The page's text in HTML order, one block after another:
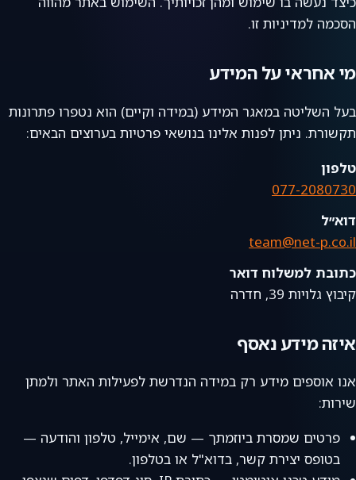
הסכמה למדיניות זו.
מי אחראי על המידע
בעל השליטה במאגר המידע (במידה וקיים) הוא נטפרו פתרונות
תקשורת. ניתן לפנות אלינו בנושאי פרטיות בערוצים הבאים:
טלפון
077-2080730
דוא״ל
team@net-p.co.il
כתובת למשלוח דואר
קיבוץ גלויות 39, חדרה
איזה מידע נאסף
אנו אוספים מידע רק במידה הנדרשת לפעילות האתר ולמתן
שירות:
פרטים שמסרת ביוזמתך — שם, אימייל, טלפון והודעה —
בטופס יצירת קשר, בדוא"ל או בטלפון.